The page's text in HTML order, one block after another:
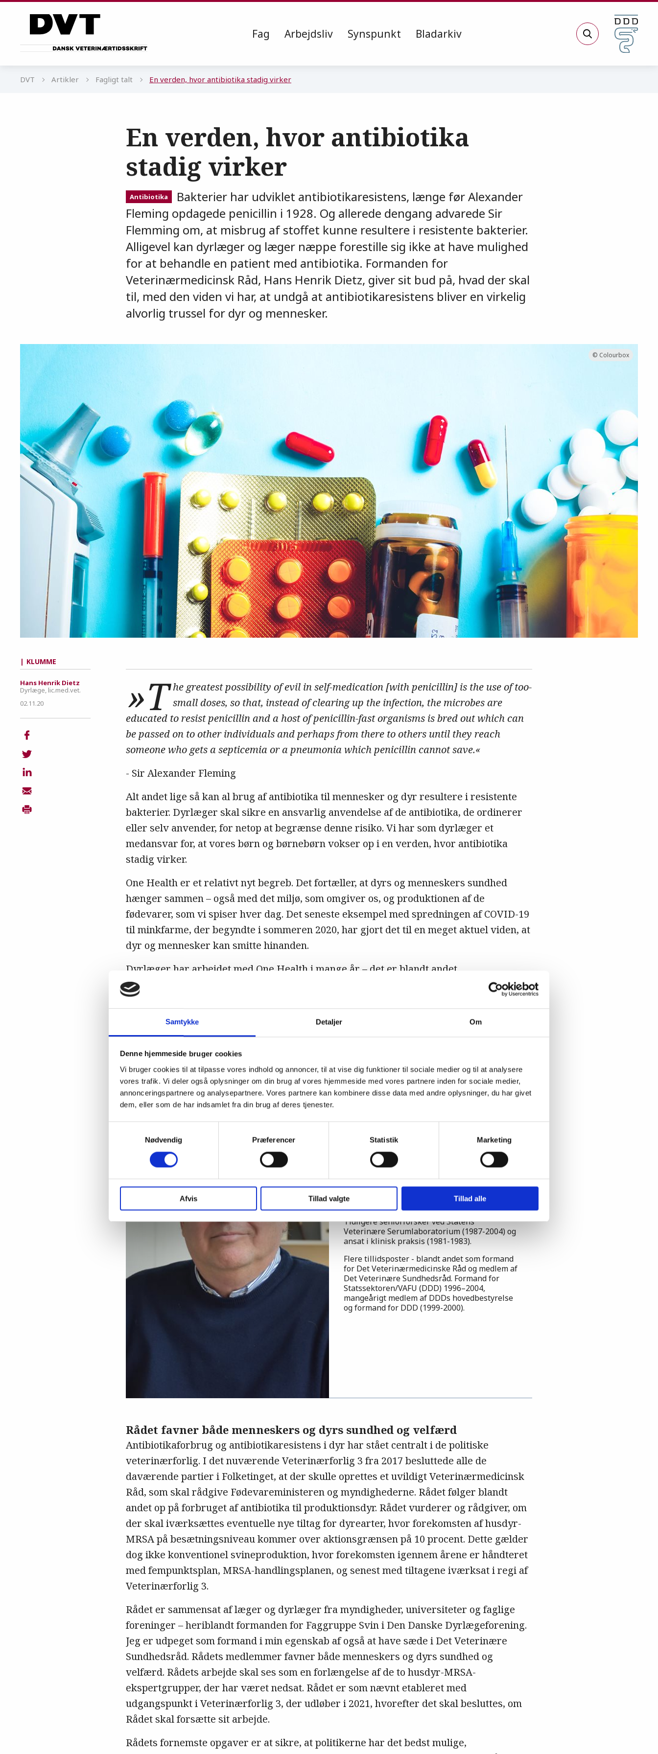
Samtykke Detaljer Om
Denne hjemmeside bruger cookies
Vi bruger cookies til at tilpasse vores indhold og annoncer, til at vise dig funktioner til sociale medier og til at analysere
vores trafik. Vi deler også oplysninger om din brug af vores hjemmeside med vores partnere inden for sociale medier,
annonceringspartnere og analysepartnere. Vores partnere kan kombinere disse data med andre oplysninger, du har givet
dem, eller som de har indsamlet fra din brug af deres tjenester.
Nødvendig
Præferencer Statistik Marketing
Afvis Tillad valgte Tillad alle
Fag Arbejdsliv Synspunkt Bladarkiv Søg
DVT Artikler Fagligt talt En verden, hvor antibiotika stadig virker
En verden, hvor antibiotika
stadig virker
Antibiotika
Bakterier har udviklet antibiotikaresistens, længe før Alexander
Fleming opdagede penicillin i 1928. Og allerede dengang advarede Sir
Flemming om, at misbrug af stoffet kunne resultere i resistente bakterier.
Alligevel kan dyrlæger og læger næppe forestille sig ikke at have mulighed
for at behandle en patient med antibiotika. Formanden for
Veterinærmedicinsk Råd, Hans Henrik Dietz, giver sit bud på, hvad der skal
til, med den viden vi har, at undgå at antibiotikaresistens bliver en virkelig
alvorlig trussel for dyr og mennesker.
© Colourbox
KLUMME
Hans Henrik Dietz
Dyrlæge, lic.med.vet.
02.11.20
»T he greatest possibility of evil in self-medication [with penicillin] is the use of too-
small doses, so that, instead of clearing up the infection, the microbes are
educated to resist penicillin and a host of penicillin-fast organisms is bred out which can
be passed on to other individuals and perhaps from there to others until they reach
someone who gets a septicemia or a pneumonia which penicillin cannot save.«
- Sir Alexander Fleming
Alt andet lige så kan al brug af antibiotika til mennesker og dyr resultere i resistente
bakterier. Dyrlæger skal sikre en ansvarlig anvendelse af de antibiotika, de ordinerer
eller selv anvender, for netop at begrænse denne risiko. Vi har som dyrlæger et
medansvar for, at vores børn og børnebørn vokser op i en verden, hvor antibiotika
stadig virker.
One Health er et relativt nyt begreb. Det fortæller, at dyrs og menneskers sundhed
hænger sammen – også med det miljø, som omgiver os, og produktionen af de
fødevarer, som vi spiser hver dag. Det seneste eksempel med spredningen af COVID-19
til minkfarme, der begyndte i sommeren 2020, har gjort det til en meget aktuel viden, at
dyr og mennesker kan smitte hinanden.
Dyrlæger har arbejdet med One Health i mange år – det er blandt andet
fødevarehygiejne, mælkekontrol, salmonella i svinekød og æg, campylobacter,
influenza, BSE og husdyr-MRSA. Smitstoffer, der kan passere fra dyr til mennesker og
give anledning til sygdom hos mennesker, har dyrlæger succesfuldt håndteret i
antibiotika til dyr overvåges.
Hans Henrik Dietz
Dyrlæge 1981, lic.med.vet. 1987.
Ansat som institutleder og lektor på KVL 2004–
2017 og 2017–2020 som skoleleder
(Veterinærskolen) på Københavns Universitet.
Tidligere seniorforsker ved Statens
Veterinære Serumlaboratorium (1987-2004) og
ansat i klinisk praksis (1981-1983).
Flere tillidsposter - blandt andet som formand
for Det Veterinærmedicinske Råd og medlem af
Det Veterinære Sundhedsråd. Formand for
Statssektoren/VAFU (DDD) 1996–2004,
mangeårigt medlem af DDDs hovedbestyrelse
og formand for DDD (1999-2000).
Rådet favner både menneskers og dyrs sundhed og velfærd
Antibiotikaforbrug og antibiotikaresistens i dyr har stået centralt i de politiske
veterinærforlig. I det nuværende Veterinærforlig 3 fra 2017 besluttede alle de
daværende partier i Folketinget, at der skulle oprettes et uvildigt Veterinærmedicinsk
Råd, som skal rådgive Fødevareministeren og myndighederne. Rådet følger blandt
andet op på forbruget af antibiotika til produktionsdyr. Rådet vurderer og rådgiver, om
der skal iværksættes eventuelle nye tiltag for dyrearter, hvor forekomsten af husdyr-
MRSA på besætningsniveau kommer over aktionsgrænsen på 10 procent. Dette gælder
dog ikke konventionel svineproduktion, hvor forekomsten igennem årene er håndteret
med fempunktsplan, MRSA-handlingsplanen, og senest med tiltagene iværksat i regi af
Veterinærforlig 3.
Rådet er sammensat af læger og dyrlæger fra myndigheder, universiteter og faglige
foreninger – heriblandt formanden for Faggruppe Svin i Den Danske Dyrlægeforening.
Jeg er udpeget som formand i min egenskab af også at have sæde i Det Veterinære
Sundhedsråd. Rådets medlemmer favner både menneskers og dyrs sundhed og
velfærd. Rådets arbejde skal ses som en forlængelse af de to husdyr-MRSA-
ekspertgrupper, der har været nedsat. Rådet er som nævnt etableret med
udgangspunkt i Veterinærforlig 3, der udløber i 2021, hvorefter det skal besluttes, om
Rådet skal forsætte sit arbejde.
Rådets fornemste opgaver er at sikre, at politikerne har det bedst mulige,